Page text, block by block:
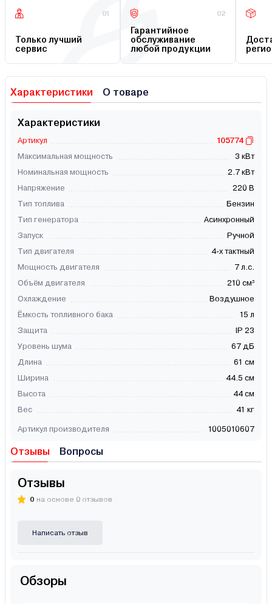
01
Только лучший
сервис
02
Гарантийное
обслуживание
любой продукции
Характеристики О товаре
Характеристики
Артикул
105774
Максимальная мощность
3 кВт
Номинальная мощность
2.7 кВт
Напряжение
220 В
Тип топлива
Бензин
Тип генератора
Асинхронный
Запуск
Ручной
Тип двигателя
4-х тактный
Мощность двигателя
7 л.с.
Объём двигателя
210 см³
Охлаждение
Воздушное
Ёмкость топливного бака
15 л
Защита
IP 23
Уровень шума
67 дБ
Длина
61 см
Ширина
44.5 см
Высота
44 см
Вес
41 кг
Артикул производителя 1005010607
Отзывы Вопросы
Отзывы
0 на основе 0 отзывов
Написать отзыв
Обзоры